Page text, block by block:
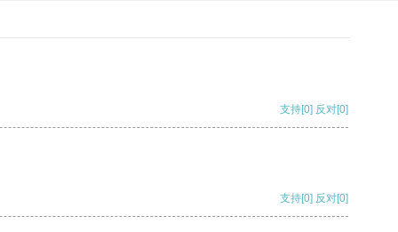
支持[0] 反对[0]
支持[0] 反对[0]